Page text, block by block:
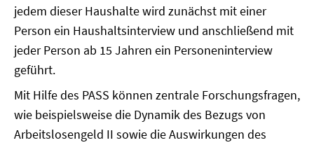
jedem dieser Haushalte wird zunächst mit einer
Person ein Haushaltsinterview und anschließend mit
jeder Person ab 15 Jahren ein Personeninterview
geführt.
Mit Hilfe des PASS können zentrale Forschungsfragen,
wie beispielsweise die Dynamik des Bezugs von
Arbeitslosengeld II sowie die Auswirkungen des